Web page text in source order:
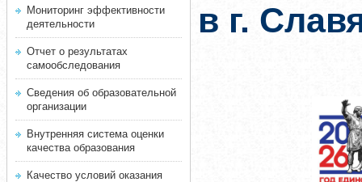
Мониторинг эффективности
деятельности
Отчет о результатах
самообследования
Сведения об образовательной
организации
Внутренняя система оценки
качества образования
Качество условий оказания
в г.